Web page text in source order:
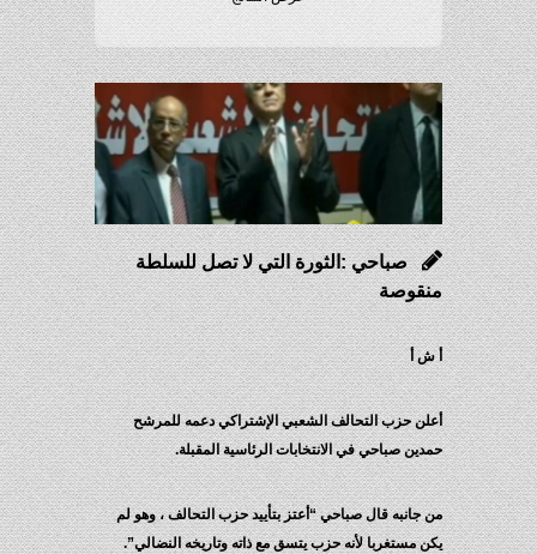
صباحي :الثورة التي لا تصل للسلطة
منقوصة
أ ش أ
أعلن حزب التحالف الشعبي الإشتراكي دعمه للمرشح
حمدين صباحي في الانتخابات الرئاسية المقبلة.
من جانبه قال صباحي “أعتز بتأييد حزب التحالف ، وهو لم
يكن مستغربا لأنه حزب يتسق مع ذاته وتاريخه النضالي”.